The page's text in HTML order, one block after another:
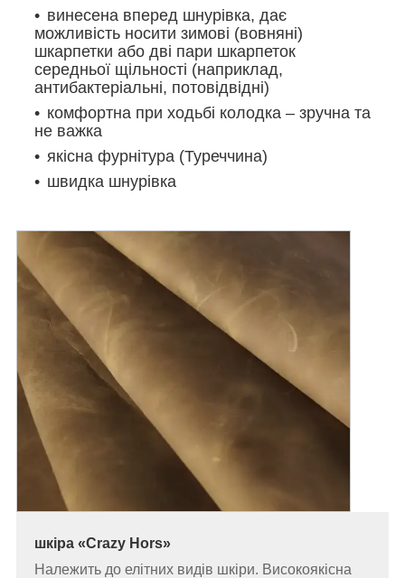
винесена вперед шнурівка, дає
можливість носити зимові (вовняні)
шкарпетки або дві пари шкарпеток
середньої щільності (наприклад,
антибактеріальні, потовідвідні)
комфортна при ходьбі колодка – зручна та
не важка
якісна фурнітура (Туреччина)
швидка шнурівка
шкіра «Crazy Hors»
Належить до елітних видів шкіри. Високоякісна